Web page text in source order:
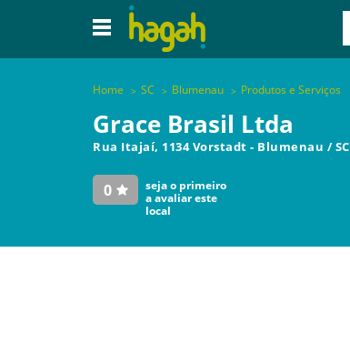
Home SC Blumenau Produtos e Serviços
Grace Brasil Ltda
Rua Itajaí, 1134 Vorstadt - Blumenau /SC
0
seja o primeiro
a avaliar este
local